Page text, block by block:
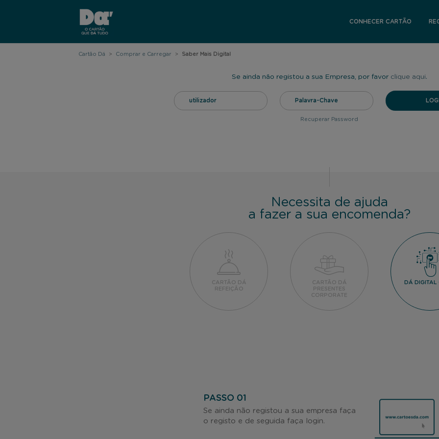
CONHECER CARTÃO
Cartão Dá > Comprar e Carregar > Saber Mais Digital
Se ainda não registou a sua Empresa, por favor clique aqui.
Recuperar Password
Necessita de ajuda
a fazer a sua encomenda?
CARTÃO DÁ
REFEIÇÃO
CARTÃO DÁ
PRESENTES
CORPORATE
DÁ DIGITAL
PASSO 01
Se ainda não registou a sua empresa faça
o registo e de seguida faça login.